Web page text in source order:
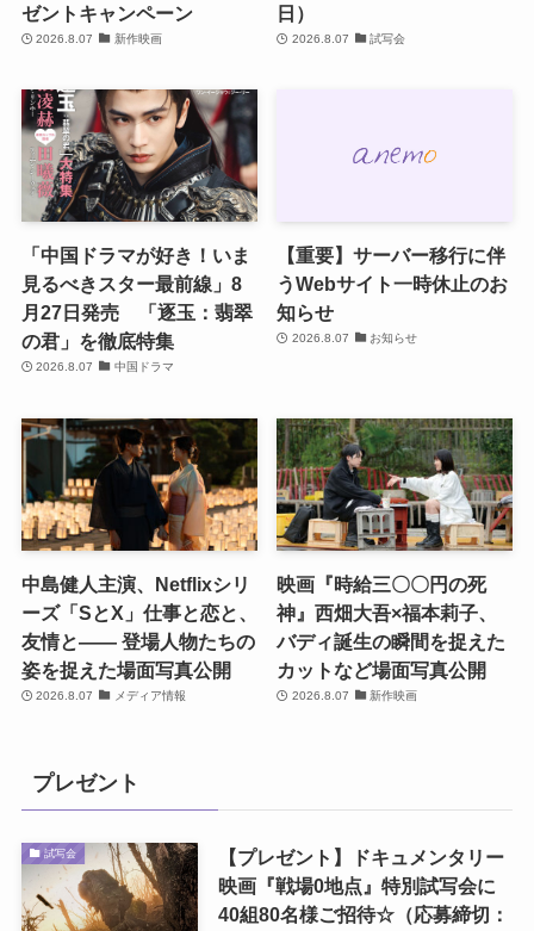
ゼントキャンペーン
2026.8.07 新作映画
日）
2026.8.07 試写会
「中国ドラマが好き！いま
見るべきスター最前線」8
月27日発売 「逐玉：翡翠
の君」を徹底特集
2026.8.07 中国ドラマ
【重要】サーバー移行に伴
うWebサイト一時休止のお
知らせ
2026.8.07 お知らせ
中島健人主演、Netflixシリ
ーズ「SとX」仕事と恋と、
友情と―― 登場人物たちの
姿を捉えた場面写真公開
2026.8.07 メディア情報
映画『時給三〇〇円の死
神』西畑大吾×福本莉子、
バディ誕生の瞬間を捉えた
カットなど場面写真公開
2026.8.07 新作映画
プレゼント
試写会
【プレゼント】ドキュメンタリー
映画『戦場0地点』特別試写会に
40組80名様ご招待☆（応募締切：